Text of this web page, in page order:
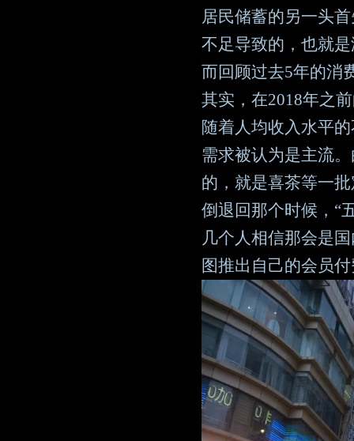
居民储蓄的另一头
不足导致的，也就
而回顾过去5年的消
其实，在2018年之
随着人均收入水平
需求被认为是主流
的，就是喜茶等一
倒退回那个时候，“
几个人相信那会是
图推出自己的会员